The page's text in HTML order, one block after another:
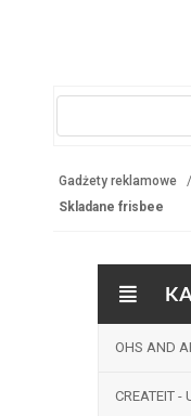
Gadżety reklamowe
Skladane frisbee
OHS AND
CREATEIT -